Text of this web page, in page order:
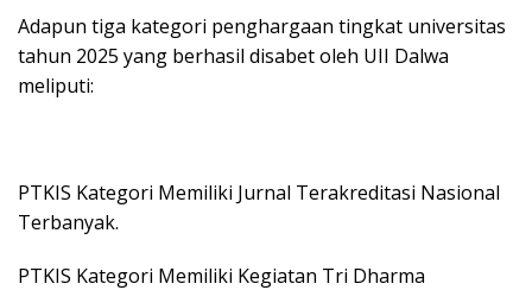
Adapun tiga kategori penghargaan tingkat universitas
tahun 2025 yang berhasil disabet oleh UII Dalwa
meliputi:
PTKIS Kategori Memiliki Jurnal Terakreditasi Nasional
Terbanyak.
PTKIS Kategori Memiliki Kegiatan Tri Dharma